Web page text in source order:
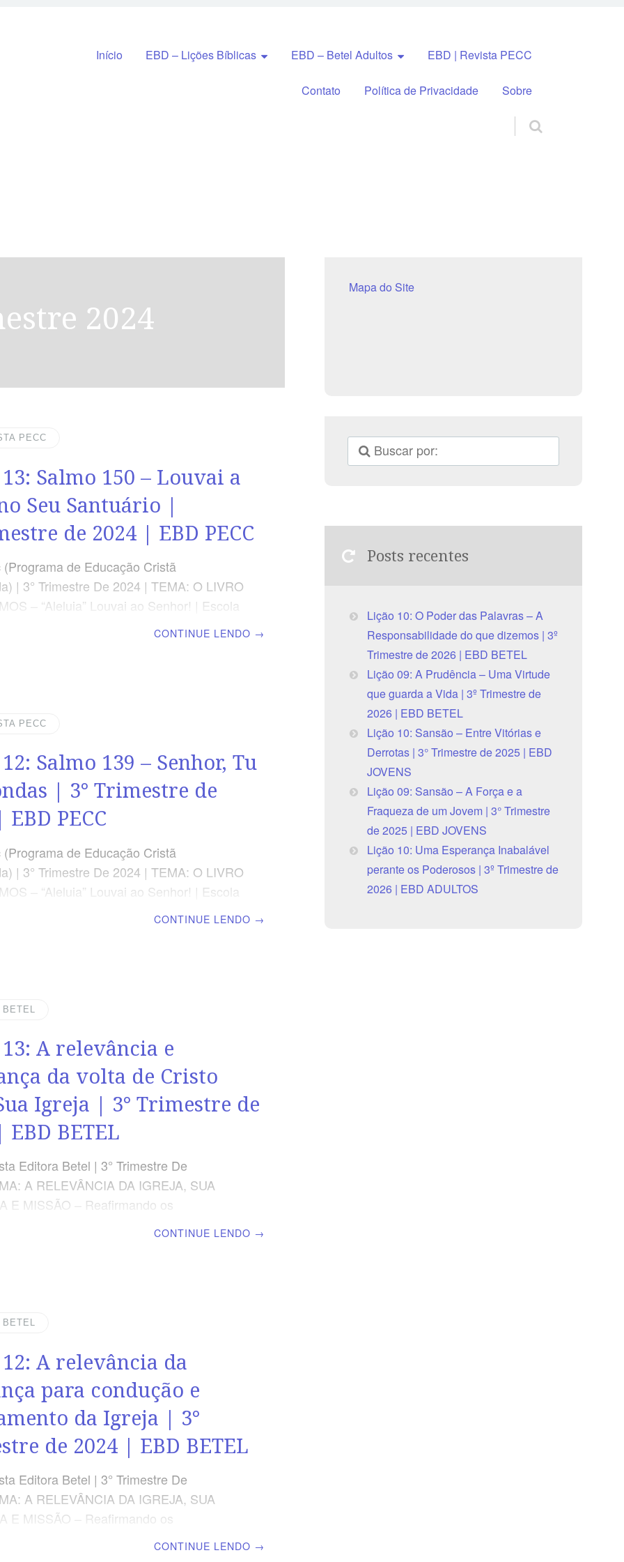
Pular para o conteúdo
Início EBD – Lições Bíblicas EBD – Betel Adultos EBD | Revista PECC
Contato Política de Privacidade Sobre
2024
PECC
Salmo 150 – Louvai a
Seu Santuário |
de 2024 | EBD PECC
(Programa de Educação Cristã
| 3° Trimestre De 2024 | TEMA: O LIVRO
– “Aleluia” Louvai ao Senhor! | Escola
O salmo 150 é um convite aos
como também à sua hoste celestial
os louvores deles com os
CONTINUE LENDO →
PECC
Salmo 139 – Senhor, Tu
| 3° Trimestre de
PECC
(Programa de Educação Cristã
| 3° Trimestre De 2024 | TEMA: O LIVRO
– “Aleluia” Louvai ao Senhor! | Escola
Se tivermos qualquer pensamento
exalta a onisciência do Criador.Este
Deus que o salmista declara, onisciência,
vivida
CONTINUE LENDO →
A relevância e
da volta de Cristo
Igreja | 3° Trimestre de
EBD BETEL
Editora Betel | 3° Trimestre De
A RELEVÂNCIA DA IGREJA, SUA
E MISSÃO – Reafirmando os
ÁUREO “Aguardando a bem-
e nosso Senhor Jesus Cristo.” Tito 2.13
APLICADA A esperança do nascido de
Jesus Cristo.
CONTINUE LENDO →
BETEL
A relevância da
para condução e
da Igreja | 3°
de 2024 | EBD BETEL
Editora Betel | 3° Trimestre De
A RELEVÂNCIA DA IGREJA, SUA
E MISSÃO – Reafirmando os
CONTINUE LENDO →
Mapa do Site
Posts recentes
Lição 10: O Poder das Palavras – A
Responsabilidade do que dizemos | 3º
Trimestre de 2026 | EBD BETEL
Lição 09: A Prudência – Uma Virtude
que guarda a Vida | 3º Trimestre de
2026 | EBD BETEL
Lição 10: Sansão – Entre Vitórias e
Derrotas | 3° Trimestre de 2025 | EBD
JOVENS
Lição 09: Sansão – A Força e a
Fraqueza de um Jovem | 3° Trimestre
de 2025 | EBD JOVENS
Lição 10: Uma Esperança Inabalável
perante os Poderosos | 3º Trimestre de
2026 | EBD ADULTOS